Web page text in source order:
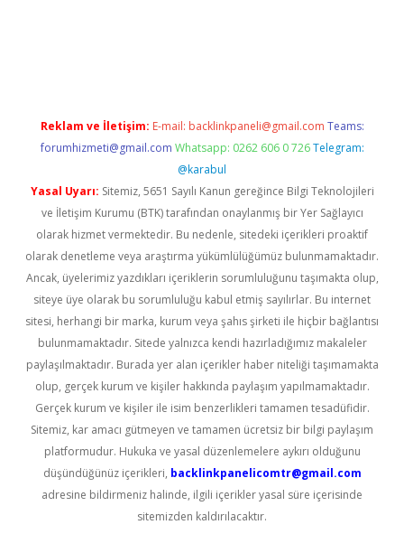
Reklam ve İletişim: E-mail: backlinkpaneli@gmail.com Teams:
forumhizmeti@gmail.com Whatsapp: 0262 606 0 726 Telegram:
@karabul
Yasal Uyarı: Sitemiz, 5651 Sayılı Kanun gereğince Bilgi Teknolojileri
ve İletişim Kurumu (BTK) tarafından onaylanmış bir Yer Sağlayıcı
olarak hizmet vermektedir. Bu nedenle, sitedeki içerikleri proaktif
olarak denetleme veya araştırma yükümlülüğümüz bulunmamaktadır.
Ancak, üyelerimiz yazdıkları içeriklerin sorumluluğunu taşımakta olup,
siteye üye olarak bu sorumluluğu kabul etmiş sayılırlar. Bu internet
sitesi, herhangi bir marka, kurum veya şahıs şirketi ile hiçbir bağlantısı
bulunmamaktadır. Sitede yalnızca kendi hazırladığımız makaleler
paylaşılmaktadır. Burada yer alan içerikler haber niteliği taşımamakta
olup, gerçek kurum ve kişiler hakkında paylaşım yapılmamaktadır.
Gerçek kurum ve kişiler ile isim benzerlikleri tamamen tesadüfidir.
Sitemiz, kar amacı gütmeyen ve tamamen ücretsiz bir bilgi paylaşım
platformudur. Hukuka ve yasal düzenlemelere aykırı olduğunu
düşündüğünüz içerikleri, backlinkpanelicomtr@gmail.com
adresine bildirmeniz halinde, ilgili içerikler yasal süre içerisinde
sitemizden kaldırılacaktır.